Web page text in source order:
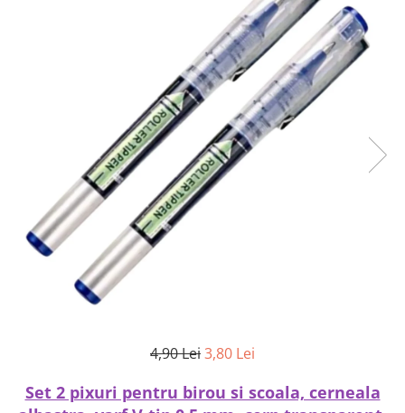
4,90 Lei3,80 Lei
Set 2 pixuri pentru birou si scoala, cerneala